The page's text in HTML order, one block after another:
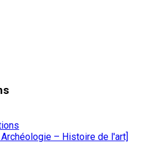
– Histoire de l'art]